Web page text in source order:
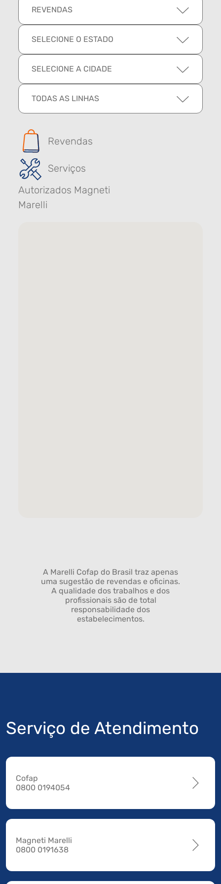
REVENDAS
SELECIONE O ESTADO
SELECIONE A CIDADE
TODAS AS LINHAS
Revendas
Serviços
Autorizados Magneti
Marelli
A Marelli Cofap do Brasil traz apenas
uma sugestão de revendas e oficinas.
A qualidade dos trabalhos e dos
profissionais são de total
responsabilidade dos
estabelecimentos.
Serviço de Atendimento
Cofap
0800 0194054
Magneti Marelli
0800 0191638